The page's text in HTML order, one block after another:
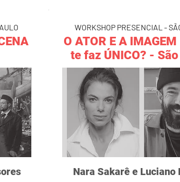
WORKSHOP PRESENCIAL -
O ATOR E A
te faz ÚNICO? -
Nara Sakarê e Luciano